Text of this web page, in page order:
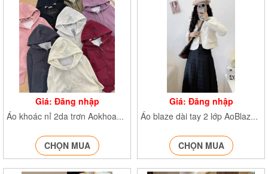
Giá: Đăng nhập
Áo khoác nỉ 2da trơn Aokhoacni40838
CHỌN MUA
Giá: Đăng nhập
Áo blaze dài tay 2 lớp AoBlazedonvai951
CHỌN MUA